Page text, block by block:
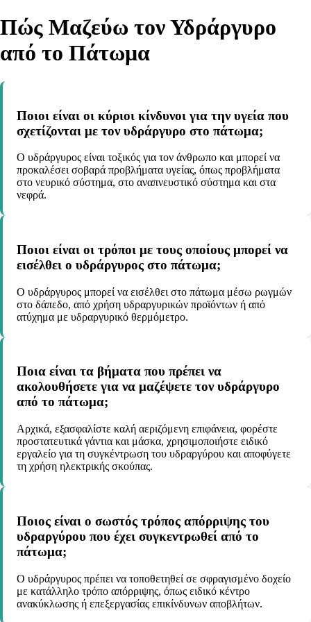
Πώς Μαζεύω τον Υδράργυρο
από το Πάτωμα
Ποιοι είναι οι κύριοι κίνδυνοι για την υγεία που
σχετίζονται με τον υδράργυρο στο πάτωμα;
Ο υδράργυρος είναι τοξικός για τον άνθρωπο και μπορεί να
προκαλέσει σοβαρά προβλήματα υγείας, όπως προβλήματα
στο νευρικό σύστημα, στο αναπνευστικό σύστημα και στα
νεφρά.
Ποιοι είναι οι τρόποι με τους οποίους μπορεί να
εισέλθει ο υδράργυρος στο πάτωμα;
Ο υδράργυρος μπορεί να εισέλθει στο πάτωμα μέσω ρωγμών
στο δάπεδο, από χρήση υδραργυρικών προϊόντων ή από
ατύχημα με υδραργυρικό θερμόμετρο.
Ποια είναι τα βήματα που πρέπει να
ακολουθήσετε για να μαζέψετε τον υδράργυρο
από το πάτωμα;
Αρχικά, εξασφαλίστε καλή αεριζόμενη επιφάνεια, φορέστε
προστατευτικά γάντια και μάσκα, χρησιμοποιήστε ειδικό
εργαλείο για τη συγκέντρωση του υδραργύρου και αποφύγετε
τη χρήση ηλεκτρικής σκούπας.
Ποιος είναι ο σωστός τρόπος απόρριψης του
υδραργύρου που έχει συγκεντρωθεί από το
πάτωμα;
Ο υδράργυρος πρέπει να τοποθετηθεί σε σφραγισμένο δοχείο
με κατάλληλο τρόπο απόρριψης, όπως ειδικό κέντρο
ανακύκλωσης ή επεξεργασίας επικίνδυνων αποβλήτων.